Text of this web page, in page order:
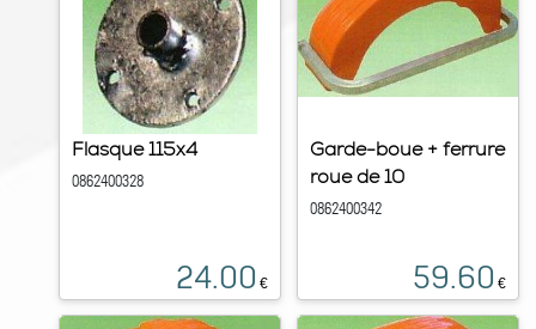
Flasque 115x4
0862400328
24.00 €
Garde-boue + ferrure
roue de 10
0862400342
59.60 €